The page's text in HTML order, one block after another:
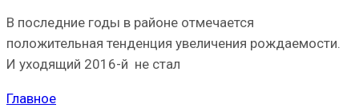
В последние годы в районе отмечается
положительная тенденция увеличения рождаемости.
И уходящий 2016-й не стал
Главное